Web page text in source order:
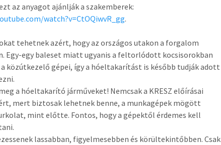
az anyagot ajánlják a szakemberek:
watch?v=CtOQiwvR_gg.
tehetnek azért, hogy az országos utakon a forgalom
Egy-egy baleset miatt ugyanis a feltorlódott kocsisorokban
közútkezelő gépei, így a hóeltakarítást is később tudják adott
a hóeltakarító járműveket! Nemcsak a KRESZ előírásai
mert biztosak lehetnek benne, a munkagépek mögött
mint előtte. Fontos, hogy a gépektől érdemes kell
lassabban, figyelmesebben és körültekintőbben. Csak